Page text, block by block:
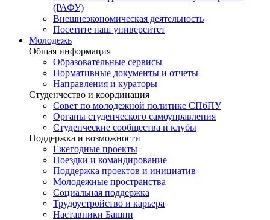
(РАФУ)
Внешнеэкономическая деятельность
Посетите наш университет
Молодежь
Общая информация
Образовательные сервисы
Нормативные документы и отчеты
Направления и кураторы
Студенчество и координация
Совет по молодежной политике СПбПУ
Органы студенческого самоуправления
Студенческие сообщества и клубы
Поддержка и возможности
Ежегодные проекты
Поездки и командирование
Поддержка проектов и инициатив
Молодежные пространства
Социальная поддержка
Трудоустройство и карьера
Наставники Башни